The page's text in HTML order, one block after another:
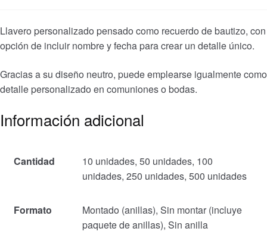
Llavero personalizado pensado como recuerdo de bautizo, con
opción de incluir nombre y fecha para crear un detalle único.
Gracias a su diseño neutro, puede emplearse igualmente como
detalle personalizado en comuniones o bodas.
Información adicional
Cantidad
10 unidades, 50 unidades, 100
unidades, 250 unidades, 500 unidades
Formato
Montado (anillas), Sin montar (incluye
paquete de anillas), Sin anilla